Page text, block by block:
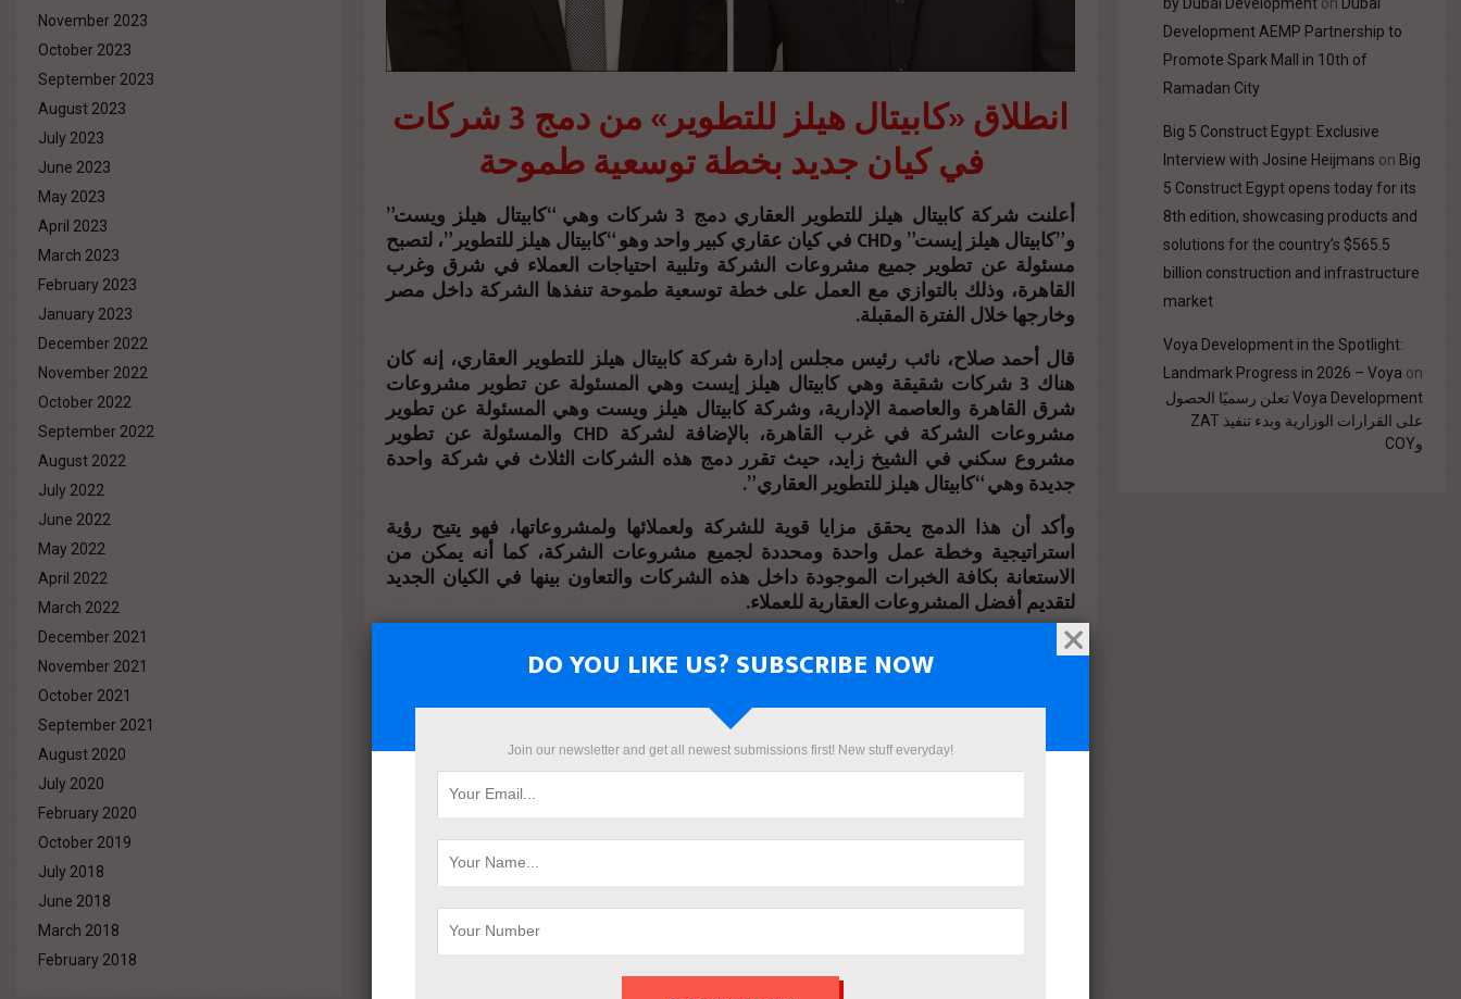
انطلاق «كابيتال هيلز للتطوير» من دمج 3 شركات
في كيان جديد بخطة توسعية طموحة
أعلنت شركة كابيتال هيلز للتطوير العقاري دمج 3 شركات وهي “كابيتال هيلز ويست”
و”كابيتال هيلز إيست” وCHD في كيان عقاري كبير واحد وهو “كابيتال هيلز للتطوير”، لتصبح
مسئولة عن تطوير جميع مشروعات الشركة وتلبية احتياجات العملاء في شرق وغرب
القاهرة، وذلك بالتوازي مع العمل على خطة توسعية طموحة تنفذها الشركة داخل مصر
وخارجها خلال الفترة المقبلة.
قال أحمد صلاح، نائب رئيس مجلس إدارة شركة كابيتال هيلز للتطوير العقاري، إنه كان
هناك 3 شركات شقيقة وهي كابيتال هيلز إيست وهي المسئولة عن تطوير مشروعات
شرق القاهرة والعاصمة الإدارية، وشركة كابيتال هيلز ويست وهي المسئولة عن تطوير
مشروعات الشركة في غرب القاهرة، بالإضافة لشركة CHD والمسئولة عن تطوير
مشروع سكني في الشيخ زايد، حيث تقرر دمج هذه الشركات الثلاث في شركة واحدة
جديدة وهي “كابيتال هيلز للتطوير العقاري”.
وأكد أن هذا الدمج يحقق مزايا قوية للشركة ولعملائها ولمشروعاتها، فهو يتيح رؤية
استراتيجية وخطة عمل واحدة ومحددة لجميع مشروعات الشركة، كما أنه يمكن من
الاستعانة بكافة الخبرات الموجودة داخل هذه الشركات والتعاون بينها في الكيان الجديد
لتقديم أفضل المشروعات العقارية للعملاء.
وكشف صلاح، عن أبرز ملامح خطتها التوسعية في السوق العقاري المصري وفي السوق
الإقليمي خلال العام الجاري، وذلك بالتوازي مع دفع معدلات التنفيذ في مشروعاتها القائمة،
القائمة حاليًا، وسعيها لنقل خبراتها للعملاء خارج مصر.
وقال إن تنوع الفرص الاستثمارية المتاحة في السوق المصري يعزز الخطط التوسعية
للشركة، كما أن سمعتها القوية التي امتلكتها في السوق المحلي في وقت قياسي تدعم
أن يكون البدء بالسوق السعودي ثم الإماراتي.
خبراتها للخارج، وهو ما يعد أحد أشكال تصدير العقار، كما أنه يعزز نمو الاقتصاد المحلي
ويوفر عملة صعبة لمصر، ويزيد أيضا من حجم الخبرات التي تمتلكها الشركة، مضيفا أن
November 2023
October 2023
September 2023
August 2023
July 2023
June 2023
May 2023
April 2023
March 2023
February 2023
January 2023
December 2022
November 2022
October 2022
September 2022
August 2022
July 2022
June 2022
May 2022
April 2022
March 2022
December 2021
November 2021
October 2021
September 2021
August 2020
July 2020
February 2020
October 2019
July 2018
June 2018
March 2018
February 2018
Development AEMP Partnership to
Promote Spark Mall in 10th of
Ramadan City
Big 5 Construct Egypt: Exclusive
Interview with Josine Heijmans on Big
5 Construct Egypt opens today for its
8th edition, showcasing products and
solutions for the country’s $565.5
billion construction and infrastructure
market
Voya Development in the Spotlight:
Landmark Progress in 2026 – Voya on
Voya Development تعلن رسميًا الحصول
على القرارات الوزارية وبدء تنفيذ ZAT
وCOY
DO YOU LIKE US? SUBSCRIBE NOW
Join our newsletter and get all newest submissions first! New stuff everyday!